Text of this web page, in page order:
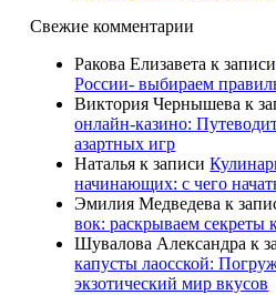
Свежие комментарии
Ракова Елизавета к
России- выбираем
Виктория Чернышева к
онлайн-казино:
азартных игр
Наталья к записи
начинающих: с чего
Эмилия Медведева к
вок: раскрываем секреты
Шувалова Александра к
капусты лаосской:
экзотический мир вкусов